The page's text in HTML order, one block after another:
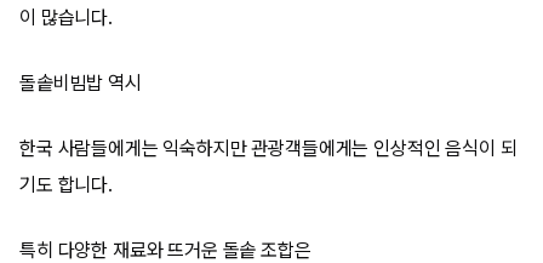
이 많습니다.
돌솥비빔밥 역시
한국 사람들에게는 익숙하지만 관광객들에게는 인상적인 음식이 되
기도 합니다.
특히 다양한 재료와 뜨거운 돌솥 조합은